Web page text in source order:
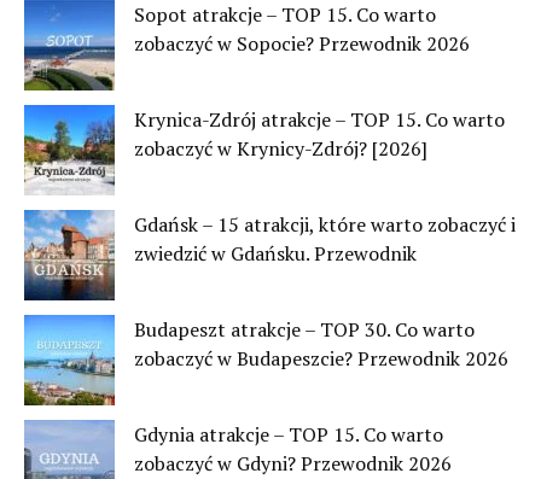
Sopot atrakcje – TOP 15. Co warto
zobaczyć w Sopocie? Przewodnik 2026
Krynica-Zdrój atrakcje – TOP 15. Co warto
zobaczyć w Krynicy-Zdrój? [2026]
Gdańsk – 15 atrakcji, które warto zobaczyć i
zwiedzić w Gdańsku. Przewodnik
Budapeszt atrakcje – TOP 30. Co warto
zobaczyć w Budapeszcie? Przewodnik 2026
Gdynia atrakcje – TOP 15. Co warto
zobaczyć w Gdyni? Przewodnik 2026